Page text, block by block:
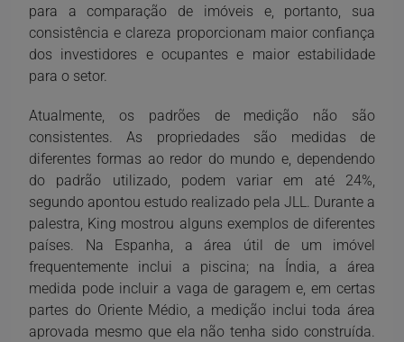
para a comparação de imóveis e, portanto, sua
consistência e clareza proporcionam maior confiança
dos investidores e ocupantes e maior estabilidade
para o setor.
Atualmente, os padrões de medição não são
consistentes. As propriedades são medidas de
diferentes formas ao redor do mundo e, dependendo
do padrão utilizado, podem variar em até 24%,
segundo apontou estudo realizado pela JLL. Durante a
palestra, King mostrou alguns exemplos de diferentes
países. Na Espanha, a área útil de um imóvel
frequentemente inclui a piscina; na Índia, a área
medida pode incluir a vaga de garagem e, em certas
partes do Oriente Médio, a medição inclui toda área
aprovada mesmo que ela não tenha sido construída.